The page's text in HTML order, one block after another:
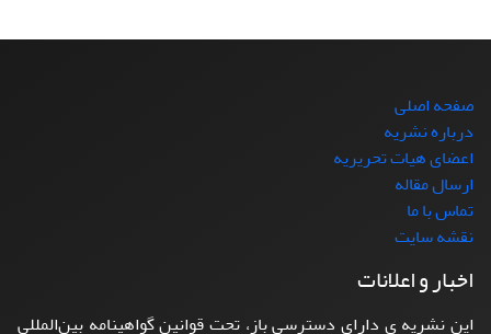
صفحه اصلی
درباره نشریه
اعضای هیات تحریریه
ارسال مقاله
تماس با ما
نقشه سایت
اخبار و اعلانات
این نشریه ی دارای دسترسی باز، تحت قوانین گواهینامه بین‌المللی